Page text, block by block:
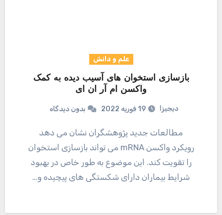
علم و دانش
بازسازی استخوان های آسیب دیده به کمک
واکسن ام آر ان ای
دیجیزا 19 فوریه 2022 بدون دیدگاه
مطالعات جدید پژوهشگران نشان می دهد
رویکرد واکسن mRNA می تواند بازسازی استخوان
را تقویت کند. این موضوع به طور خاص در بهبود
شرایط بیماران دارای شکستگی های پیچیده و…